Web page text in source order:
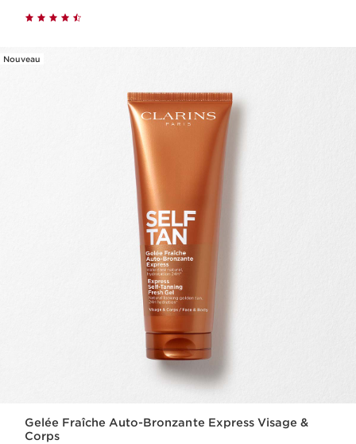
Nouveau
Gelée Fraîche Auto-Bronzante Express Visage &
Corps